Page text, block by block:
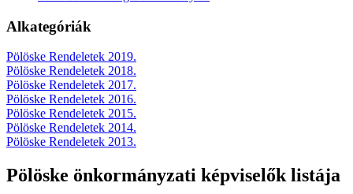
Alkategóriák
Pölöske Rendeletek 2019.
Pölöske Rendeletek 2018.
Pölöske Rendeletek 2017.
Pölöske Rendeletek 2016.
Pölöske Rendeletek 2015.
Pölöske Rendeletek 2014.
Pölöske Rendeletek 2013.
Pölöske önkormányzati képviselők listája